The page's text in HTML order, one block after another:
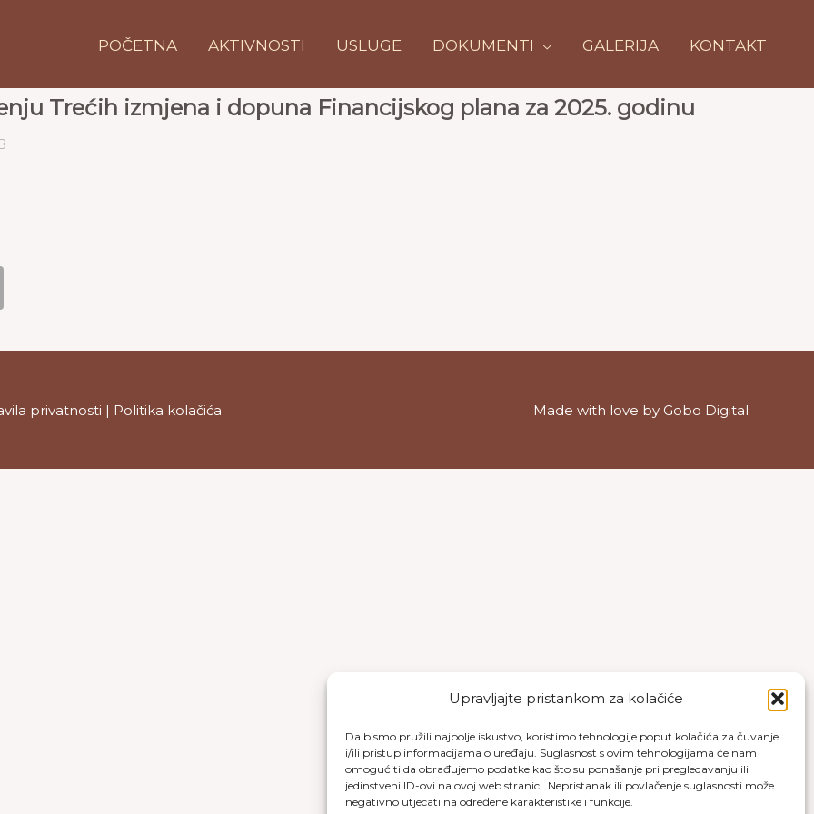
Upravljajte pristankom za kolačiće
Da bismo pružili najbolje iskustvo, koristimo tehnologije poput kolačića za čuvanje
i/ili pristup informacijama o uređaju. Suglasnost s ovim tehnologijama će nam
omogućiti da obrađujemo podatke kao što su ponašanje pri pregledavanju ili
jedinstveni ID-ovi na ovoj web stranici. Nepristanak ili povlačenje suglasnosti može
negativno utjecati na određene karakteristike i funkcije.
POČETNA AKTIVNOSTI USLUGE DOKUMENTI GALERIJA KONTAKT
Trećih izmjena i dopuna Financijskog plana za 2025. godinu
privatnosti | Politika kolačića Made with love by Gobo Digital